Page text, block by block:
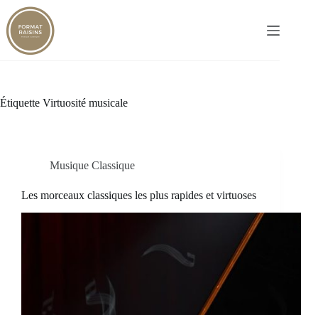
Passer
au
contenu
Étiquette Virtuosité musicale
Musique Classique
Les morceaux classiques les plus rapides et virtuoses